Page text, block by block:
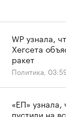
WP узнала,
Хегсета
ракет
Политика,
«ЕП» узнала,
пустили на